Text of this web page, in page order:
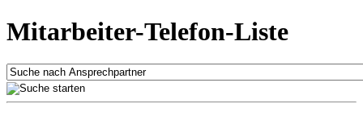
Mitarbeiter-Telefon-Liste